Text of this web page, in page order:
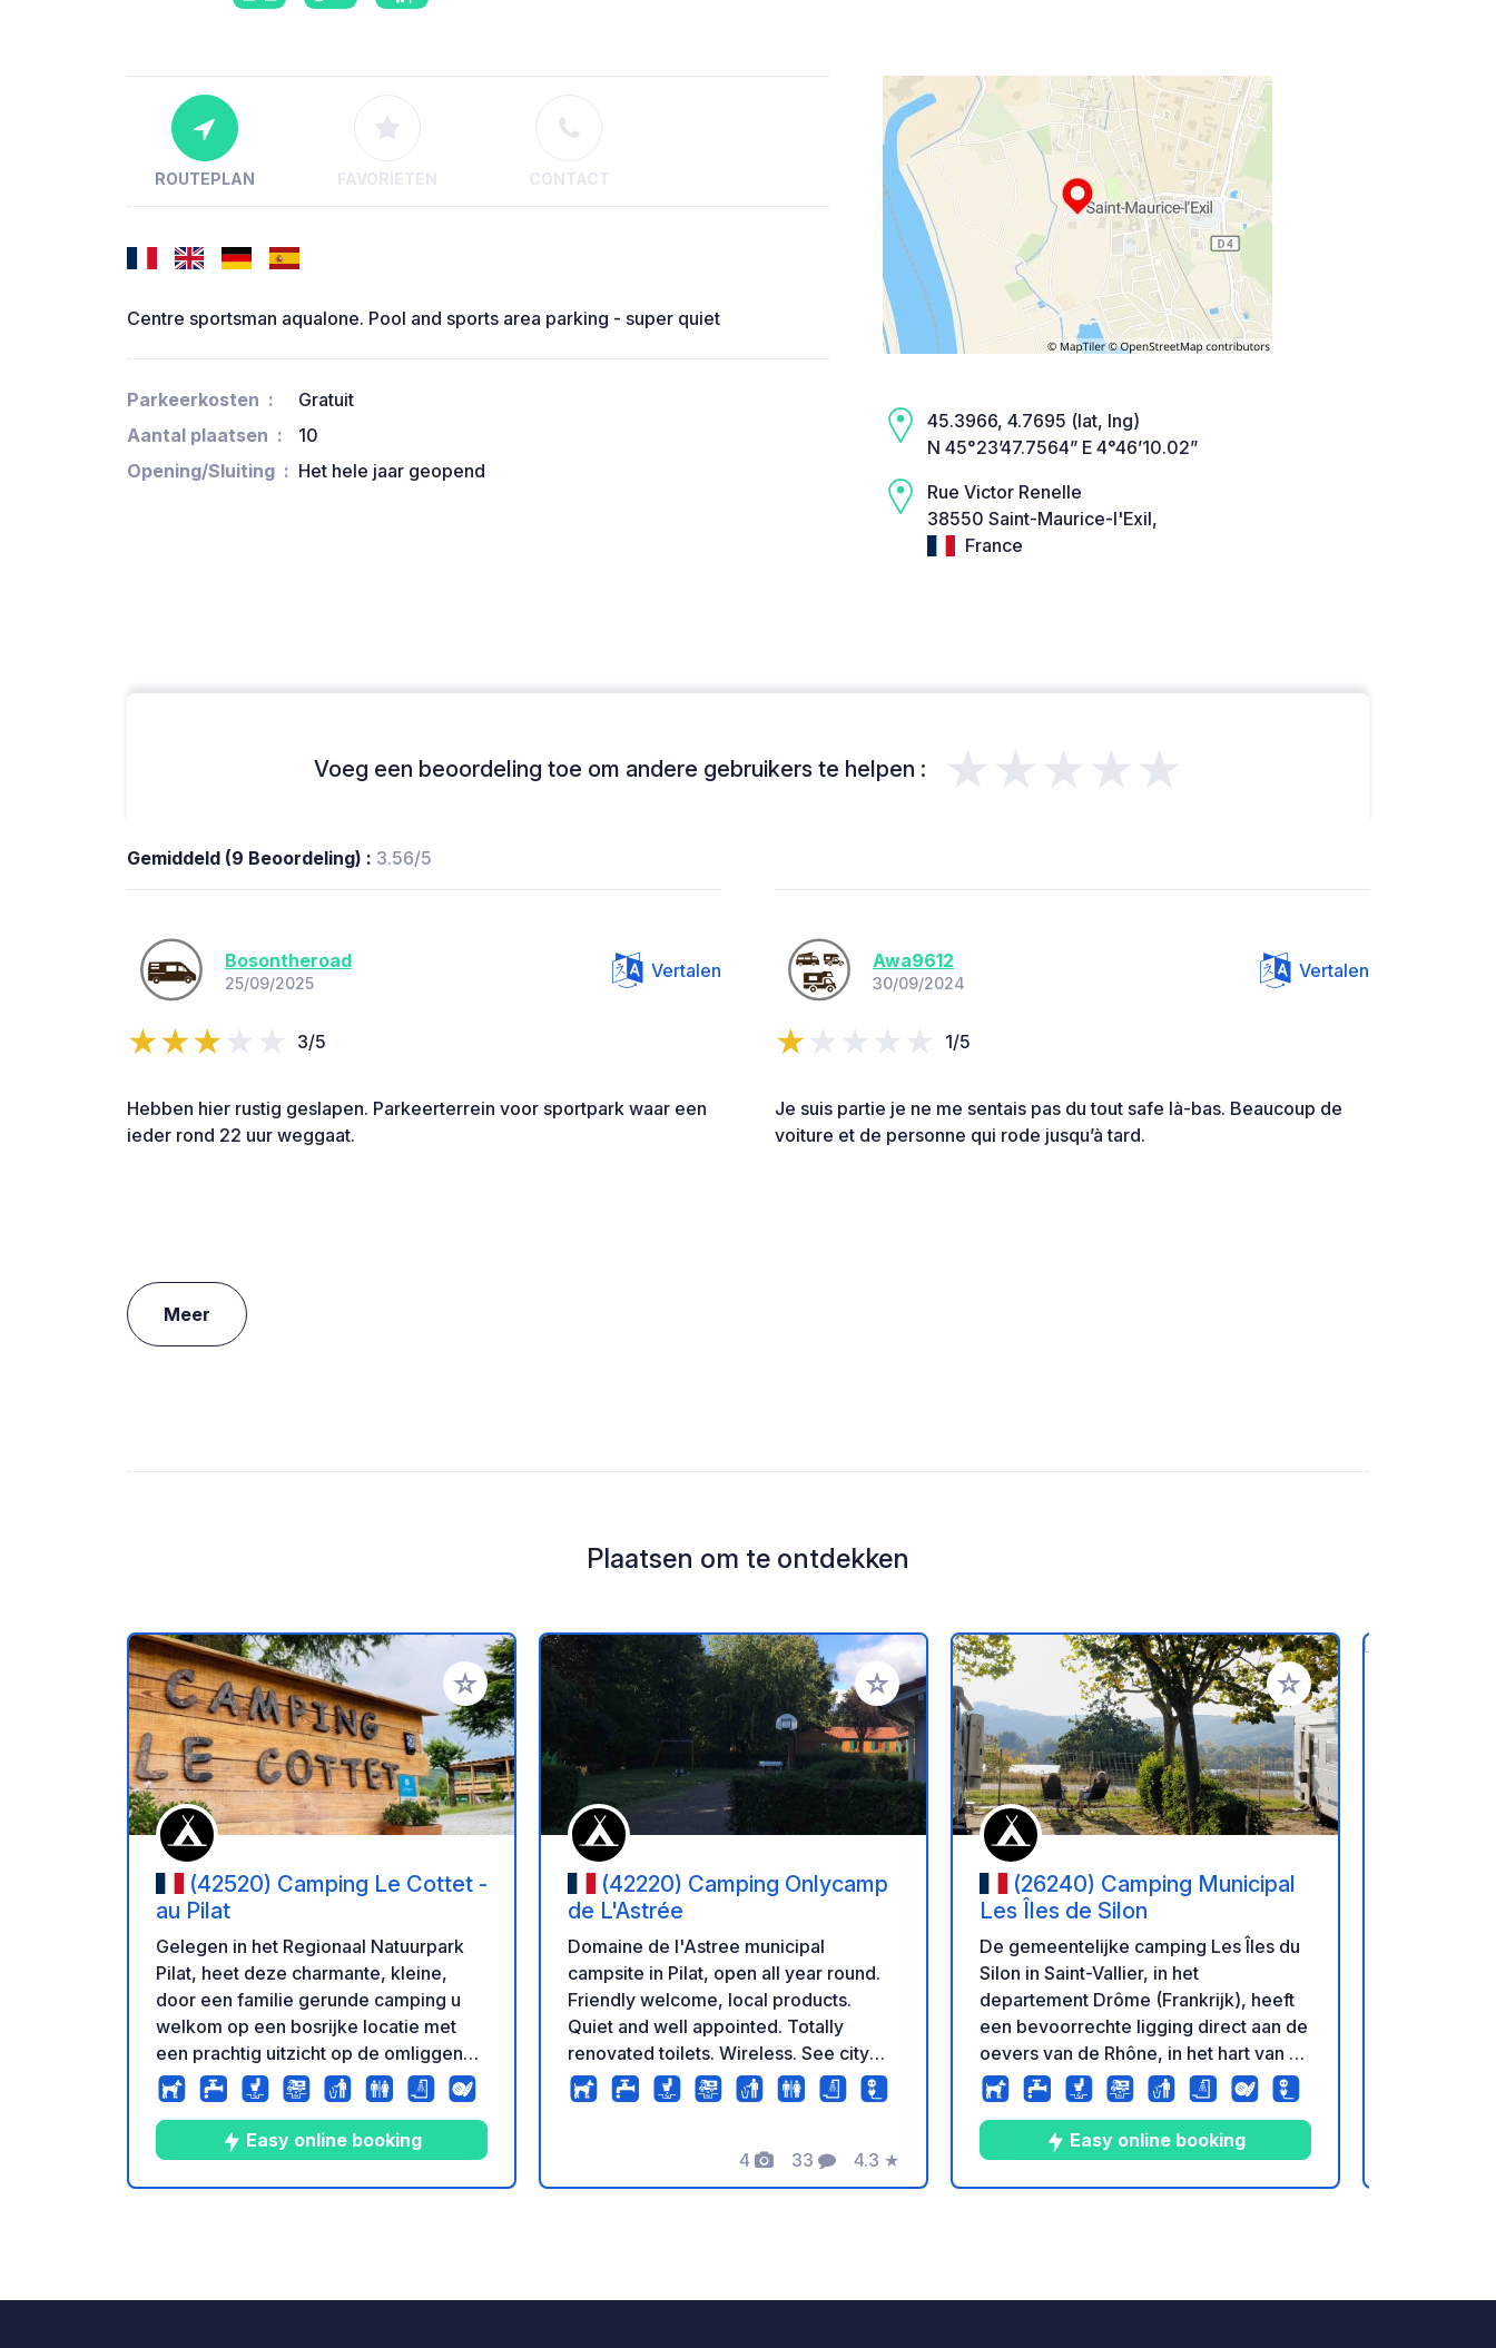
ROUTEPLAN FAVORIETEN CONTACT
Centre sportsman aqualone. Pool and sports area parking - super quiet
Parkeerkosten
Gratuit
Aantal plaatsen
10
Opening/Sluiting
Het hele jaar geopend
45.3966, 4.7695 (lat, lng)
N 45°23’47.7564” E 4°46’10.02”
Rue Victor Renelle
38550 Saint-Maurice-l'Exil,
France
Voeg een beoordeling toe om andere gebruikers te helpen : ★★★★★
Gemiddeld (9 Beoordeling) : 3.56/5
Bosontheroad
25/09/2025
Vertalen
3/5
Hebben hier rustig geslapen. Parkeerterrein voor sportpark waar een
ieder rond 22 uur weggaat.
Awa9612
30/09/2024
Vertalen
1/5
Je suis partie je ne me sentais pas du tout safe là-bas. Beaucoup de
voiture et de personne qui rode jusqu’à tard.
Meer
Plaatsen om te ontdekken
Voeg toe aan je favorieten
(42520) Camping Le Cottet -
au Pilat
Gelegen in het Regionaal Natuurpark
Pilat, heet deze charmante, kleine,
door een familie gerunde camping u
welkom op een bosrijke locatie met
een prachtig uitzicht op de omliggende
bergen. Aan de voet van de Pic des
Trois Dents, op de zuidelijke helling
aan de rand van de Ardèche, biedt
deze camping volop ruimte voor
natuurliefhebbers. Het vriendelijke
Easy online booking
Voeg toe aan je favorieten
(42220) Camping Onlycamp
de L'Astrée
Domaine de l'Astree municipal
campsite in Pilat, open all year round.
Friendly welcome, local products.
Quiet and well appointed. Totally
renovated toilets. Wireless. See city
site for more info.
4
Foto's
33
Commentaren
4.3
Beoordeling
★
Voeg toe aan je favorieten
(26240) Camping Municipal
Les Îles de Silon
De gemeentelijke camping Les Îles du
Silon in Saint-Vallier, in het
departement Drôme (Frankrijk), heeft
een bevoorrechte ligging direct aan de
oevers van de Rhône, in het hart van de
Rhônevallei. Het vlakke, grasrijke
terrein biedt ruime staanplaatsen
geschikt voor campers, buscampers,
caravans en tenten, met een goede
balans tussen zon- en
Easy online booking